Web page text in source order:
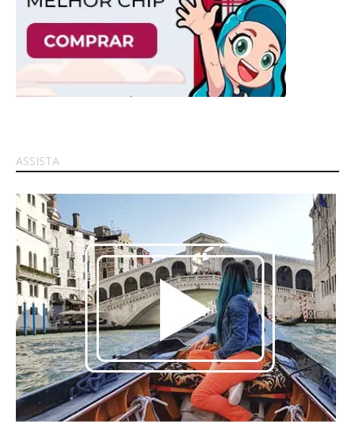
ASSISTA